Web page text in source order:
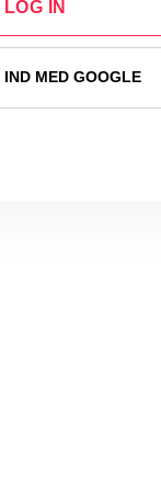
LOG IN
MED GOOGLE